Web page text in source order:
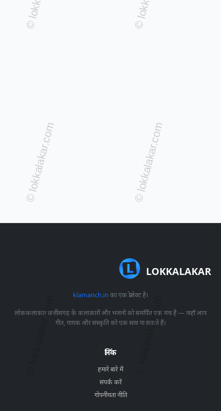
LOKKALAKAR
klamanch.in का एक प्रोजेक्ट है।
लोककलाकार छत्तीसगढ़ के कलाकारों और भजनों को समर्पित एक मंच है — जहाँ आप
गीत, गायक और संस्कृति को एक साथ पा सकते हैं।
लिंक
हमारे बारे में
संपर्क करें
गोपनीयता नीति